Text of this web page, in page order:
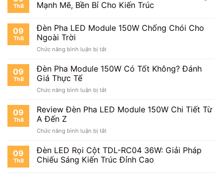
Thực
150W
Chống
Đáng
Th8
Mạnh Mẽ, Bền Bỉ Cho Kiến Trúc
09
Th8
Đèn Pha LED Module 150W Chống Chói Cho
Ngoài Trời
Chức năng bình luận bị tắtở
Pha
LED
150W
Chói
Trời
09
Th8
Đèn Pha Module 150W Có Tốt Không? Đánh
Giá Thực Tế
Chức năng bình luận bị tắtở
Pha
Có
Không?
Đánh
09
Th8
Review Đèn Pha LED Module 150W Chi Tiết Từ
A Đến Z
Chức năng bình luận bị tắtở
Đèn
Pha
LED
09
Th8
Đèn LED Rọi Cột TDL-RC04 36W: Giải Pháp
Chiếu Sáng Kiến Trúc Đỉnh Cao